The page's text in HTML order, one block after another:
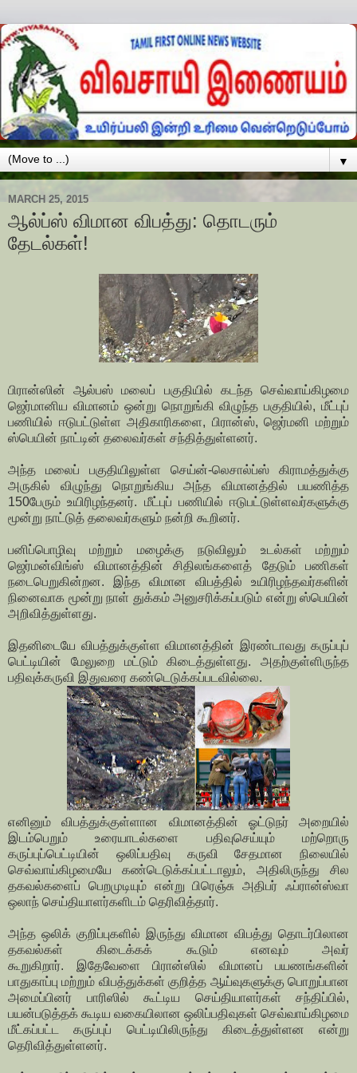
▼
MARCH 25, 2015
ஆல்ப்ஸ் விமான விபத்து: தொடரும்
தேடல்கள்!
பிரான்ஸின் ஆல்பஸ் மலைப் பகுதியில் கடந்த செவ்வாய்கிழமை
ஜெர்மானிய விமானம் ஒன்று நொறுங்கி விழுந்த பகுதியில், மீட்புப்
பணியில் ஈடுபட்டுள்ள அதிகாரிகளை, பிரான்ஸ், ஜெர்மனி மற்றும்
ஸ்பெயின் நாட்டின் தலைவர்கள் சந்தித்துள்ளனர்.
அந்த மலைப் பகுதியிலுள்ள செய்ன்-லெசால்ப்ஸ் கிராமத்துக்கு
அருகில் விழுந்து நொறுங்கிய அந்த விமானத்தில் பயணித்த
150பேரும் உயிரிழந்தனர். மீட்புப் பணியில் ஈடுபட்டுள்ளவர்களுக்கு
மூன்று நாட்டுத் தலைவர்களும் நன்றி கூறினர்.
பனிப்பொழிவு மற்றும் மழைக்கு நடுவிலும் உடல்கள் மற்றும்
ஜெர்மன்விங்ஸ் விமானத்தின் சிதிலங்களைத் தேடும் பணிகள்
நடைபெறுகின்றன. இந்த விமான விபத்தில் உயிரிழந்தவர்களின்
நினைவாக மூன்று நாள் துக்கம் அனுசரிக்கப்படும் என்று ஸ்பெயின்
அறிவித்துள்ளது.
இதனிடையே விபத்துக்குள்ள விமானத்தின் இரண்டாவது கருப்புப்
பெட்டியின் மேலுறை மட்டும் கிடைத்துள்ளது. அதற்குள்ளிருந்த
பதிவுக்கருவி இதுவரை கண்டெடுக்கப்படவில்லை.
எனினும் விபத்துக்குள்ளான விமானத்தின் ஓட்டுநர் அறையில்
இடம்பெறும் உரையாடல்களை பதிவுசெய்யும் மற்றொரு
கருப்புப்பெட்டியின் ஒலிப்பதிவு கருவி சேதமான நிலையில்
செவ்வாய்கிழமையே கண்டெடுக்கப்பட்டாலும், அதிலிருந்து சில
தகவல்களைப் பெறமுடியும் என்று பிரெஞ்சு அதிபர் ஃப்ரான்ஸ்வா
ஒலாந் செய்தியாளர்களிடம் தெரிவித்தார்.
அந்த ஒலிக் குறிப்புகளில் இருந்து விமான விபத்து தொடர்பிலான
தகவல்கள் கிடைக்கக் கூடும் எனவும் அவர்
கூறுகிறார். இதேவேளை பிரான்ஸில் விமானப் பயணங்களின்
பாதுகாப்பு மற்றும் விபத்துக்கள் குறித்த ஆய்வுகளுக்கு பொறுப்பான
அமைப்பினர் பாரிஸில் கூட்டிய செய்தியாளர்கள் சந்திப்பில்,
பயன்படுத்தக் கூடிய வகையிலான ஒலிப்பதிவுகள் செவ்வாய்கிழமை
மீட்கப்பட்ட கருப்புப் பெட்டியிலிருந்து கிடைத்துள்ளன என்று
தெரிவித்துள்ளனர்.